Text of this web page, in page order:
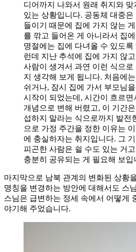
디어까지 나와서 원래 취지와 맞
있는 상황입니다. 공동체 대중
들이기 때문에 집에 가지 않는
를 깎고 들어온 게 아니라서 집
명절에는 집에 다녀올 수 있도록
런데 지난 추석에 집에 가지 않
사람이 생겨서 과연 이런 식으로
지 생각해 보게 됩니다. 처음에
쉬거나, 잠시 집에 가서 부모님
시작이 되었는데, 시간이 흐르면
개념으로 변해 버렸고, 이 기간
섭하지 말라는 식으로까지 발전
으로 가정 주간을 정한 이유는
에 충실하자는 취지입니다. 그
피곤한 사람은 쉴 수도 있는 거
충분히 공유되는 게 필요해 보입
마지막으로 남북 관계의 변화된 상황
명칭을 변경하는 방안에 대해서도 스
스님은 급변하는 정세 속에서 어떻게
야기해 주었습니다.